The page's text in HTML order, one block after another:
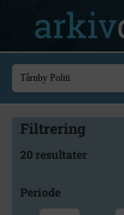
Filtrering
20 resultater
Periode